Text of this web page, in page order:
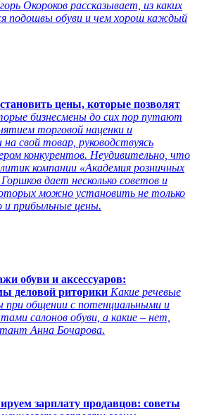
Окороков рассказывает, из каких
подошвы обуви и чем хорош каждый
цены, которые позволят
бизнесмены до сих пор путают
торговой наценки и
свой товар, руководствуясь
конкурентов. Неудивительно, что
компании «Академия розничных
дает несколько советов и
можно установить не только
и прибыльные цены.
обуви и аксессуаров:
деловой риторики Какие речевые
при общении с потенциальными и
салонов обуви, а какие – нет,
Анна Бочарова.
зарплату продавцов: советы